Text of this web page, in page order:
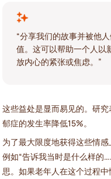
“分享我们的故事并被他
值。这可以帮助一个人以
放内心的紧张或焦虑。”
这些益处是显而易见的。研
郁症的发生率降低15%。
为了最大限度地获得这些情
例如“告诉我当时是什么样的
思。如果老年人在这个过程